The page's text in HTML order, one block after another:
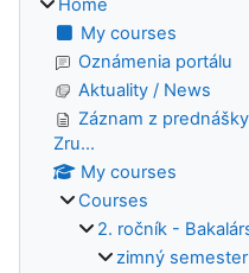
Home
My courses
Oznámenia portálu
Aktuality / News
Záznam z
Zru...
My courses
Courses
2. ročník -
zimný semester